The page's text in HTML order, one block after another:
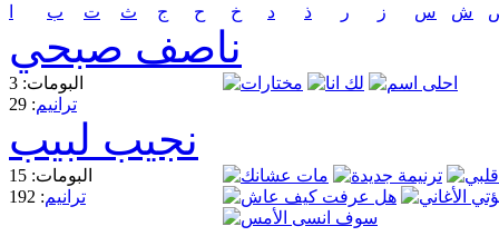
ب ت ث ج ح خ د ذ ر ز س ش
ناصف صبحي
البومات: 3
ترانيم: 29
نجيب لبيب
البومات: 15
ترانيم: 192